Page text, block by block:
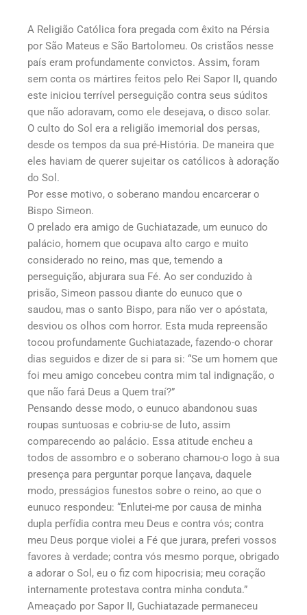
A Religião Católica fora pregada com êxito na Pérsia
por São Mateus e São Bartolomeu. Os cristãos nesse
país eram profundamente convictos. Assim, foram
sem conta os mártires feitos pelo Rei Sapor II, quando
este iniciou terrível perseguição contra seus súditos
que não adoravam, como ele desejava, o disco solar.
O culto do Sol era a religião imemorial dos persas,
desde os tempos da sua pré-História. De maneira que
eles haviam de querer sujeitar os católicos à adoração
do Sol.
Por esse motivo, o soberano mandou encarcerar o
Bispo Simeon.
O prelado era amigo de Guchiatazade, um eunuco do
palácio, homem que ocupava alto cargo e muito
considerado no reino, mas que, temendo a
perseguição, abjurara sua Fé. Ao ser conduzido à
prisão, Simeon passou diante do eunuco que o
saudou, mas o santo Bispo, para não ver o apóstata,
desviou os olhos com horror. Esta muda repreensão
tocou profundamente Guchiatazade, fazendo-o chorar
dias seguidos e dizer de si para si: “Se um homem que
foi meu amigo concebeu contra mim tal indignação, o
que não fará Deus a Quem traí?”
Pensando desse modo, o eunuco abandonou suas
roupas suntuosas e cobriu-se de luto, assim
comparecendo ao palácio. Essa atitude encheu a
todos de assombro e o soberano chamou-o logo à sua
presença para perguntar porque lançava, daquele
modo, presságios funestos sobre o reino, ao que o
eunuco respondeu: “Enlutei-me por causa de minha
dupla perfídia contra meu Deus e contra vós; contra
meu Deus porque violei a Fé que jurara, preferi vossos
favores à verdade; contra vós mesmo porque, obrigado
a adorar o Sol, eu o fiz com hipocrisia; meu coração
internamente protestava contra minha conduta.”
Ameaçado por Sapor II, Guchiatazade permaneceu